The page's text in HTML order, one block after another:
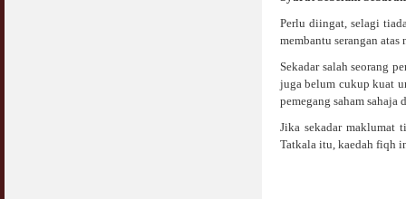
Perlu diingat, selagi
membantu serangan
Sekadar salah seorang
juga belum cukup kuat
pemegang saham
Jika sekadar maklumat
Tatkala itu, kaedah fiqh